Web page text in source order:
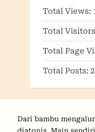
Total Views:
Total
Total Page
Total Posts:
Dari bambu